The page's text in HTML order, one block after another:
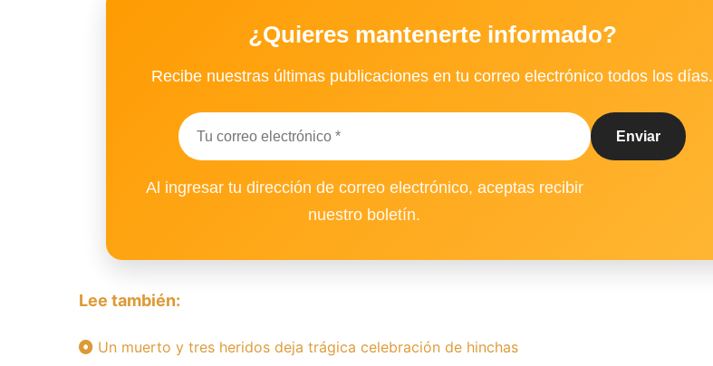
¿Quieres mantenerte informado?
Recibe nuestras últimas publicaciones en tu correo electrónico todos los días.
Al ingresar tu dirección de correo electrónico, aceptas recibir
nuestro boletín.
Lee también:
Un muerto y tres heridos deja trágica celebración de hinchas